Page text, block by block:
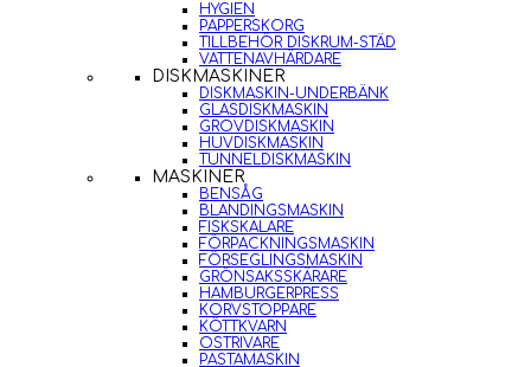
HYGIEN
PAPPERSKORG
TILLBEHÖR DISKRUM-STÄD
VATTENAVHÄRDARE
DISKMASKINER
DISKMASKIN-UNDERBÄNK
GLASDISKMASKIN
GROVDISKMASKIN
HUVDISKMASKIN
TUNNELDISKMASKIN
MASKINER
BENSÅG
BLANDINGSMASKIN
FISKSKALARE
FÖRPACKNINGSMASKIN
FÖRSEGLINGSMASKIN
GRÖNSAKSSKÄRARE
HAMBURGERPRESS
KORVSTOPPARE
KÖTTKVARN
OSTRIVARE
PASTAMASKIN